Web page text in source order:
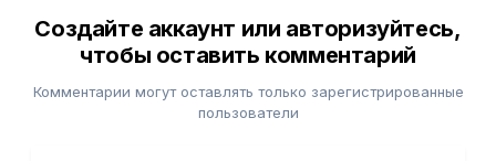
Создайте аккаунт или авторизуйтесь,
чтобы оставить комментарий
Комментарии могут оставлять только зарегистрированные
пользователи